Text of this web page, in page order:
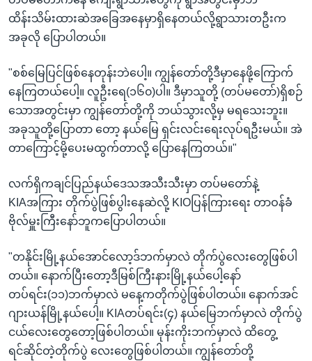
ထိန်းသိမ်းထားဆဲအခြေအနေမှာရှိနေတယ်လို့ရွာသားတဦးက
အခုလို ပြောပါတယ်။
"စစ်မြေပြင်ဖြစ်နေတုန်းဘဲပေါ့။ ကျွန်တော်တို့ဒီမှာနေဖို့ကြောက်
နေကြတယ်ပေါ့။ လူဦးရေ(၁၆၀)ပါ။ ဒီမှာသူတို့ (တပ်မတော်)ရှိစဉ်
သောအတွင်းမှာ ကျွန်တော်တို့ကို ဘယ်သွားလို့မှ မရသေးဘူး။
အခုသူတို့ပြောတာ တော့ နယ်မြေ ရှင်းလင်းရေးလုပ်ရဦးမယ်။ အဲ
တာကြောင့်မို့ပေးမထွက်တာလို့ ပြောနေကြတယ်။"
လက်ရှိကချင်ပြည်နယ်ဒေသအသီးသီးမှာ တပ်မတော်နဲ့
KIAအကြား တိုက်ပွဲဖြစ်ပွါးနေဆဲလို့ KIOပြန်ကြားရေး တာဝန်ခံ
ဗိုလ်မှူးကြီးနော်ဘူကပြောပါတယ်။
"တနိုင်းမြို့နယ်အောင်လော့ဒ်ဘက်မှာလဲ တိုက်ပွဲလေးတွေဖြစ်ပါ
တယ်။ နောက်ပြီးတော့ဒီမြစ်ကြီးနားမြို့နယ်ပေါ့နော်
တပ်ရင်း(၁၁)ဘက်မှာလဲ မနေ့ကတိုက်ပွဲဖြစ်ပါတယ်။ နောက်အင်
ဂျားယန်မြို့နယ်ပေါ့။ KIAတပ်ရင်း(၄) နယ်မြေဘက်မှာလဲ တိုက်ပွဲ
ငယ်လေးတွေတော့ဖြစ်ပါတယ်။ မုန်းကိုးဘက်မှာလဲ ထိတွေ့
ရင်ဆိုင်တဲ့တိုက်ပွဲ လေးတွေဖြစ်ပါတယ်။ ကျွန်တော်တို့